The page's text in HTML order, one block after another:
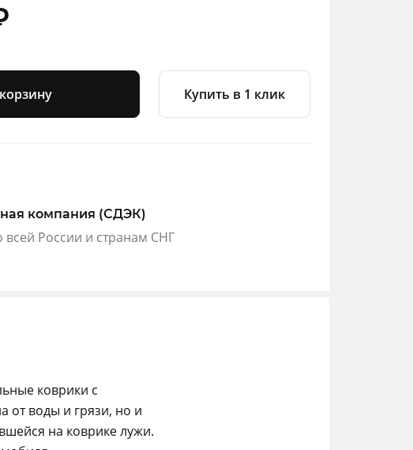
Купить в 1 клик
компания (СДЭК)
всей России и странам СНГ
коврики с
от воды и грязи, но и
на коврике лужи.